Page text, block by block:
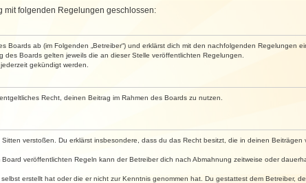
mit folgenden Regelungen geschlossen:
Boards ab (im Folgenden „Betreiber“) und erklärst dich mit den nachfolgenden Regelungen
Boards gelten jeweils die an dieser Stelle veröffentlichten Regelungen.
gekündigt werden.
Recht, deinen Beitrag im Rahmen des Boards zu nutzen.
verstoßen. Du erklärst insbesondere, dass du das Recht besitzt, die in deinen Beiträgen
veröffentlichten Regeln kann der Betreiber dich nach Abmahnung zeitweise oder
erstellt hat oder die er nicht zur Kenntnis genommen hat. Du gestattest dem Betreiber,